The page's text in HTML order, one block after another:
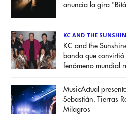
anuncia la gira
KC AND THE
KC and the
banda que
fenómeno mundial
MusicActual
Sebastián. Tierras
Milagros